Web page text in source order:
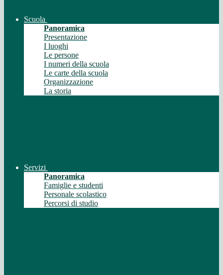
Scuola
Panoramica
Presentazione
I luoghi
Le persone
I numeri della scuola
Le carte della scuola
Organizzazione
La storia
Servizi
Panoramica
Famiglie e studenti
Personale scolastico
Percorsi di studio